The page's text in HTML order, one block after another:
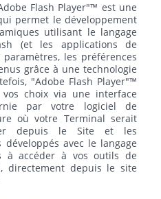
Flash Player"™ est une
permet le développement
utilisant le langage
(et les applications de
les préférences
grâce à une technologie
"Adobe Flash Player"™
choix via une interface
par votre logiciel de
où votre Terminal serait
depuis le Site et les
avec le langage
à accéder à vos outils de
directement depuis le site